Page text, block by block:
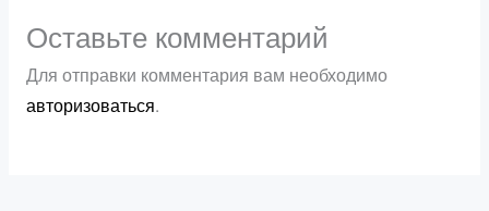
Оставьте комментарий
Для отправки комментария вам необходимо
авторизоваться.